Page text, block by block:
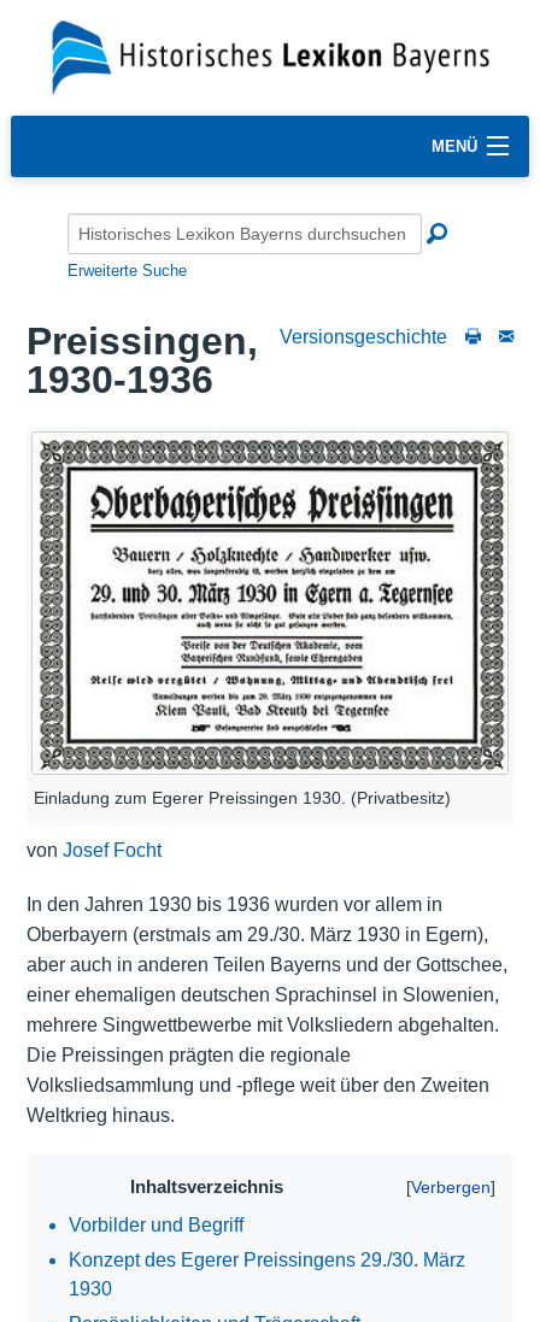
MENÜ
Erweiterte Suche
Versionsgeschichte
Preissingen,
1930-1936
Einladung zum Egerer Preissingen 1930. (Privatbesitz)
von Josef Focht
In den Jahren 1930 bis 1936 wurden vor allem in
Oberbayern (erstmals am 29./30. März 1930 in Egern),
aber auch in anderen Teilen Bayerns und der Gottschee,
einer ehemaligen deutschen Sprachinsel in Slowenien,
mehrere Singwettbewerbe mit Volksliedern abgehalten.
Die Preissingen prägten die regionale
Volksliedsammlung und -pflege weit über den Zweiten
Weltkrieg hinaus.
Inhaltsverzeichnis
Vorbilder und Begriff
Konzept des Egerer Preissingens 29./30. März
1930